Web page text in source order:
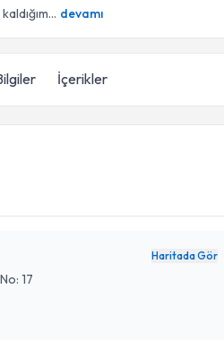
devamı
İçerikler
Haritada Gör
17